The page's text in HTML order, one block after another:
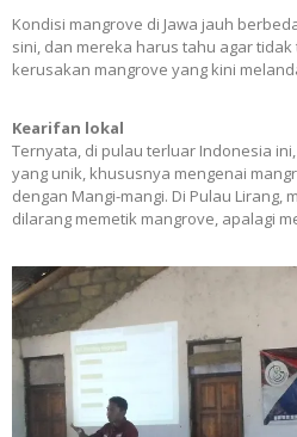
Kondisi mangrove di Jawa jauh
sini, dan mereka harus tahu agar
kerusakan mangrove yang kini
Kearifan lokal
Ternyata, di pulau terluar Indonesia
yang unik, khususnya mengenai
dengan Mangi-mangi. Di Pulau
dilarang memetik mangrove, apalagi